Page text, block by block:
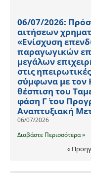
06/07/2026:
αιτήσεων
«Ενίσχυση
παραγωγικών
μεγάλων
στις
σύμφωνα με τον
θέσπιση του
φάση Γ΄ του
Αναπτυξιακή
06/07/2026
Διαβάστε Περισσότερα »
«